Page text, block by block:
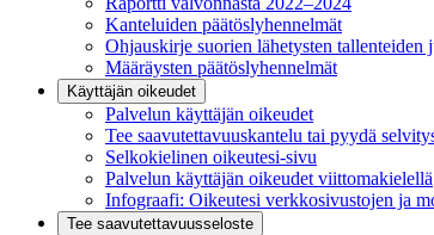
Kanteluiden päätöslyhennelmät
Ohjauskirje suorien lähetysten tallenteiden
Määräysten päätöslyhennelmät
Käyttäjän oikeudet
Palvelun käyttäjän oikeudet
Tee saavutettavuuskantelu tai pyydä
Selkokielinen oikeutesi-sivu
Palvelun käyttäjän oikeudet viittomakielellä
Infograafi: Oikeutesi verkkosivustojen ja
Tee saavutettavuusseloste